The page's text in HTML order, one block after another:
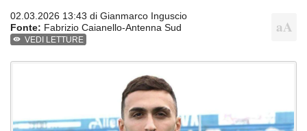
02.03.2026 13:43 di Gianmarco Inguscio
Fonte: Fabrizio Caianello-Antenna Sud
VEDI LETTURE